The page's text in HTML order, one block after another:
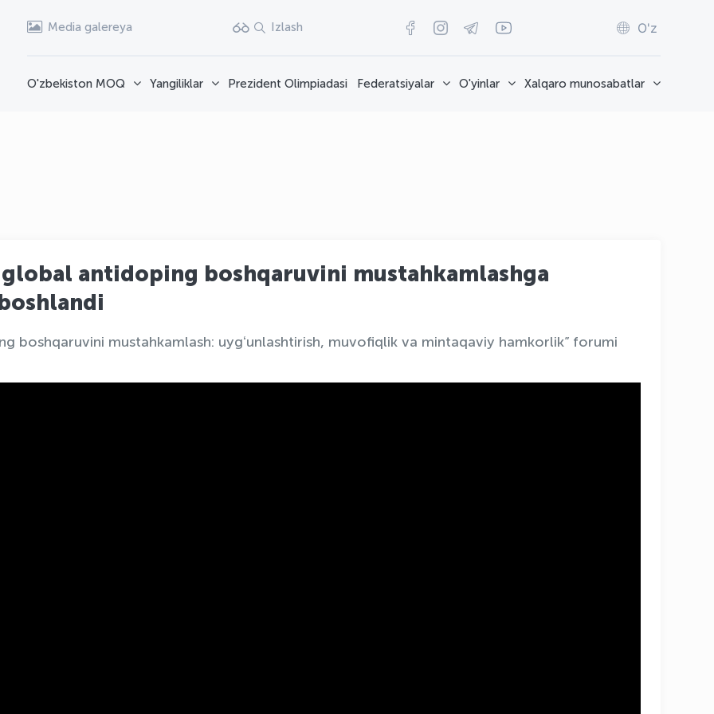
Media galereya Izlash O'z
O'zbekiston MOQ Yangiliklar Prezident Olimpiadasi Federatsiyalar O'yinlar Xalqaro munosabatlar
global antidoping boshqaruvini mustahkamlashga
boshqaruvini mustahkamlash: uygʻunlashtirish, muvofiqlik va mintaqaviy hamkorlik” forumi